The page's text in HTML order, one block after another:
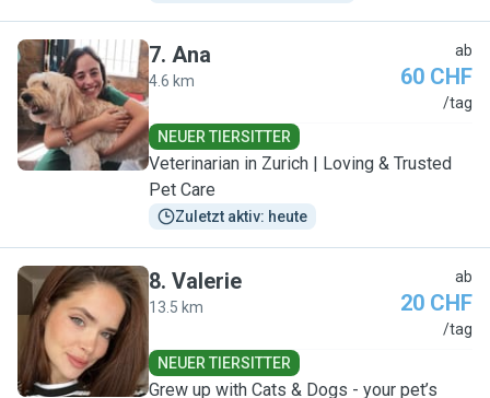
A
7. Ana
4.6 km
ab
60 CHF
/tag
NEUER TIERSITTER
Veterinarian in Zurich | Loving & Trusted
Pet Care
Zuletzt aktiv: heute
V
8. Valerie
13.5 km
ab
20 CHF
/tag
NEUER TIERSITTER
Grew up with Cats & Dogs - your pet’s